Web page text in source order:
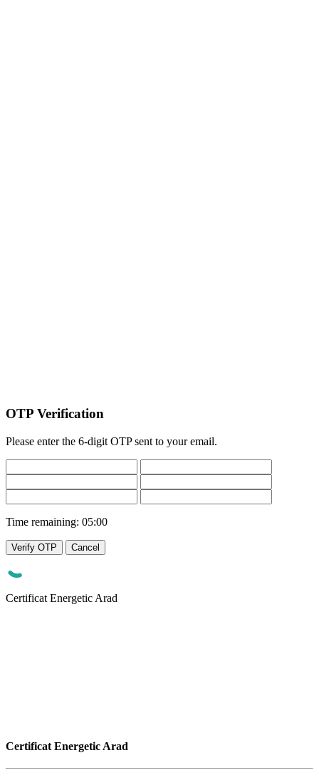
OTP Verification
Please enter the 6-digit OTP sent to your email.
Time remaining: 05:00
Verify OTP Cancel
Certificat Energetic Arad
Certificat Energetic Arad